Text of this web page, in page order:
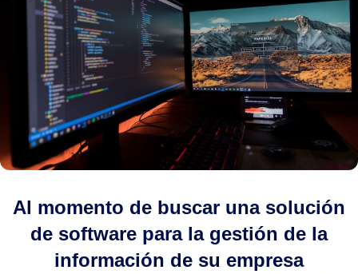
Al momento de buscar una solución
de software para la gestión de la
información de su empresa